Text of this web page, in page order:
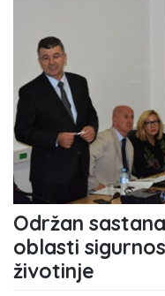
Održan
oblasti
životinje